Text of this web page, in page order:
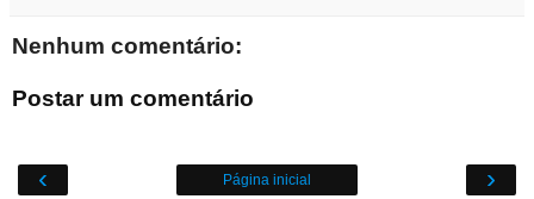
Nenhum comentário:
Postar um comentário
‹ ›
Página inicial